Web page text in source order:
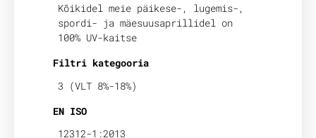
Kõikidel meie päikese-, lugemis-,
spordi- ja mäesuusaprillidel on
100% UV-kaitse
Filtri kategooria
3 (VLT 8%-18%)
EN ISO
12312-1:2013